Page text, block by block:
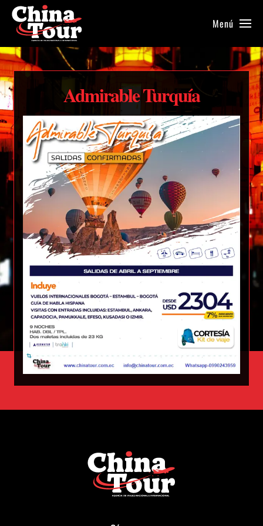
Menú
Admirable Turquía